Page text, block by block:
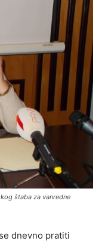
štaba za vanredne
dnevno pratiti